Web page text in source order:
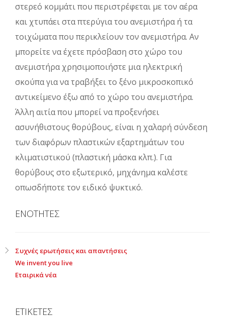
στερεό κομμάτι που περιστρέφεται με τον αέρα
και χτυπάει στα πτερύγια του ανεμιστήρα ή τα
τοιχώματα που περικλείουν τον ανεμιστήρα. Αν
μπορείτε να έχετε πρόσβαση στο χώρο του
ανεμιστήρα χρησιμοποιήστε μια ηλεκτρική
σκούπα για να τραβήξει το ξένο μικροσκοπικό
αντικείμενο έξω από το χώρο του ανεμιστήρα.
Άλλη αιτία που μπορεί να προξενήσει
ασυνήθιστους θορύβους, είναι η χαλαρή σύνδεση
των διαφόρων πλαστικών εξαρτημάτων του
κλιματιστικού (πλαστική μάσκα κλπ.). Για
θορύβους στο εξωτερικό, μηχάνημα καλέστε
οπωσδήποτε τον ειδικό ψυκτικό.
ΕΝΟΤΗΤΕΣ
Συχνές ερωτήσεις και απαντήσεις
We invent you live
Εταιρικά νέα
ΕΤΙΚΕΤΕΣ